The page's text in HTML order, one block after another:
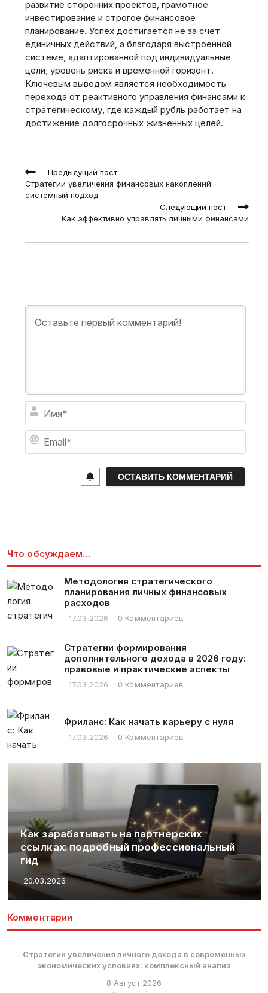
развитие сторонних проектов, грамотное
инвестирование и строгое финансовое
планирование. Успех достигается не за счет
единичных действий, а благодаря выстроенной
системе, адаптированной под индивидуальные
цели, уровень риска и временной горизонт.
Ключевым выводом является необходимость
перехода от реактивного управления финансами к
стратегическому, где каждый рубль работает на
достижение долгосрочных жизненных целей.
Read
more
articles
Предыдущий пост
Стратегии увеличения финансовых накоплений:
системный подход
Следующий пост
Как эффективно управлять личными финансами
я
Что обсуждаем…
Методология стратегического
планирования личных финансовых
расходов
17.03.2026 0 Комментариев
Стратегии формирования
дополнительного дохода в 2026 году:
правовые и практические аспекты
17.03.2026 0 Комментариев
Фриланс: Как начать карьеру с нуля
17.03.2026 0 Комментариев
Как зарабатывать на партнерских
ссылках: подробный профессиональный
гид
20.03.2026
Комментарии
Стратегии увеличения личного дохода в современных
экономических условиях: комплексный анализ
8 Август 2026